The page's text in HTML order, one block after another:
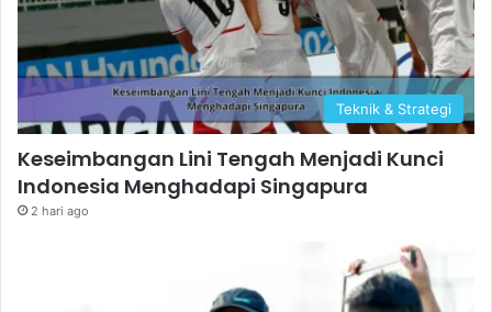
Teknik & Strategi
Keseimbangan Lini Tengah Menjadi Kunci
Indonesia Menghadapi Singapura
2 hari ago